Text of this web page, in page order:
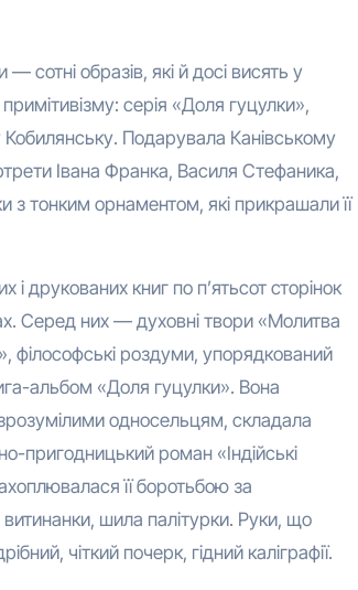
— сотні образів, які й досі висять у
серія «Доля гуцулки»,
Подарувала Канівському
Івана Франка, Василя Стефаника,
з тонким орнаментом, які прикрашали її
друкованих книг по п’ятьсот сторінок
Серед них — духовні твори «Молитва
філософські роздуми, упорядкований
альбом «Доля гуцулки». Вона
односельцям, складала
пригодницький роман «Індійські
її боротьбою за
витинанки, шила палітурки. Руки, що
чіткий почерк, гідний каліграфії.